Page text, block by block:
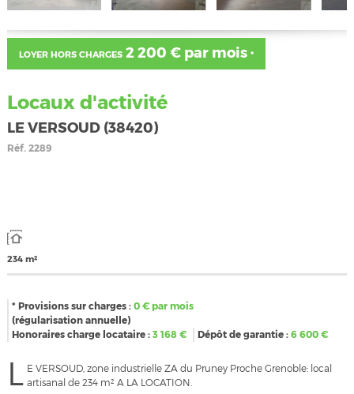
LOYER HORS CHARGES2 200 € par mois *
Locaux d'activité
LE VERSOUD (38420)
Réf.2289
234 m²
* Provisions sur charges : 0€ par mois
(régularisation annuelle)
Honoraires charge locataire : 3 168€ Dépôt de garantie :6 600€
L E VERSOUD, zone industrielle ZA du Pruney Proche Grenoble: local
artisanal de 234 m² A LA LOCATION.